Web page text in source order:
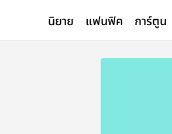
นิยาย แฟนฟิค การ์ตูน